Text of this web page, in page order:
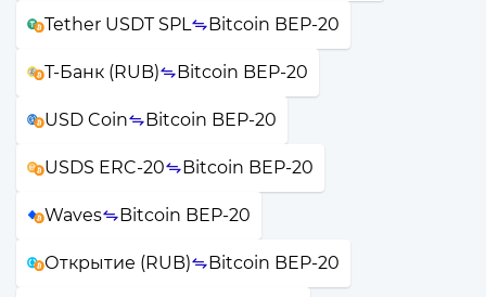
Tether USDT SPL Bitcoin BEP-20
Т-Банк (RUB) Bitcoin BEP-20
USD Coin Bitcoin BEP-20
USDS ERC-20 Bitcoin BEP-20
Waves Bitcoin BEP-20
Открытие (RUB) Bitcoin BEP-20